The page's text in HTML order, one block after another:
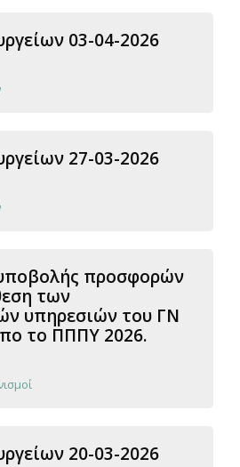
03-04-2026
27-03-2026
προσφορών
των
υπηρεσιών του ΓΝ
το ΠΠΠΥ 2026.
20-03-2026